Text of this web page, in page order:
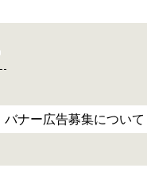
バナー広告募集について